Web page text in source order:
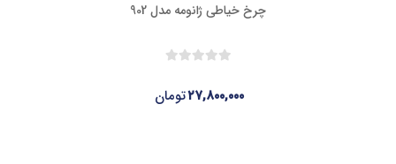
چرخ خیاطی ژانومه مدل 902
تومان۲۷,۸۰۰,۰۰۰